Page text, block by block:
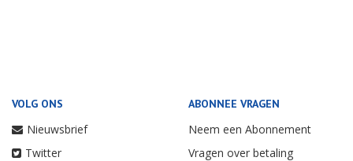
VOLG ONS
Nieuwsbrief
Twitter
ABONNEE VRAGEN
Neem een Abonnement
Vragen over betaling